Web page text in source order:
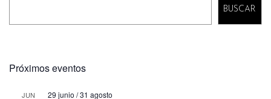
BUSCAR
Próximos eventos
JUN 29 junio /31 agosto